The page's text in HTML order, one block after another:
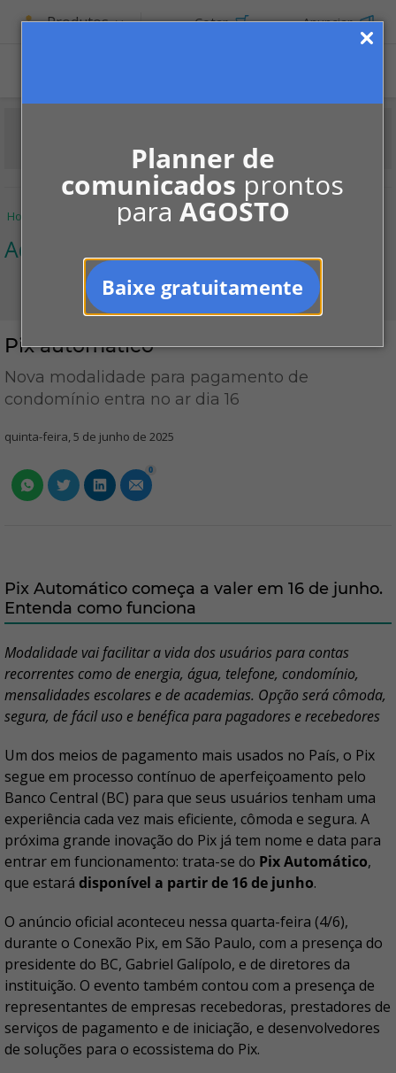
Planner de
comunicados prontos
para AGOSTO
Baixe gratuitamente
Produtos Cotar Anunciar
Home Notícias Administração Pix automático
Administração
Pix automático
Nova modalidade para pagamento de
condomínio entra no ar dia 16
quinta-feira, 5 de junho de 2025
0
Pix Automático começa a valer em 16 de junho.
Entenda como funciona
Modalidade vai facilitar a vida dos usuários para contas
recorrentes como de energia, água, telefone, condomínio,
mensalidades escolares e de academias. Opção será cômoda,
segura, de fácil uso e benéfica para pagadores e recebedores
Um dos meios de pagamento mais usados no País, o Pix
segue em processo contínuo de aperfeiçoamento pelo
Banco Central (BC) para que seus usuários tenham uma
experiência cada vez mais eficiente, cômoda e segura. A
próxima grande inovação do Pix já tem nome e data para
entrar em funcionamento: trata-se do Pix Automático,
que estará disponível a partir de 16 de junho.
O anúncio oficial aconteceu nessa quarta-feira (4/6),
durante o Conexão Pix, em São Paulo, com a presença do
presidente do BC, Gabriel Galípolo, e de diretores da
instituição. O evento também contou com a presença de
representantes de empresas recebedoras, prestadores de
serviços de pagamento e de iniciação, e desenvolvedores
de soluções para o ecossistema do Pix.